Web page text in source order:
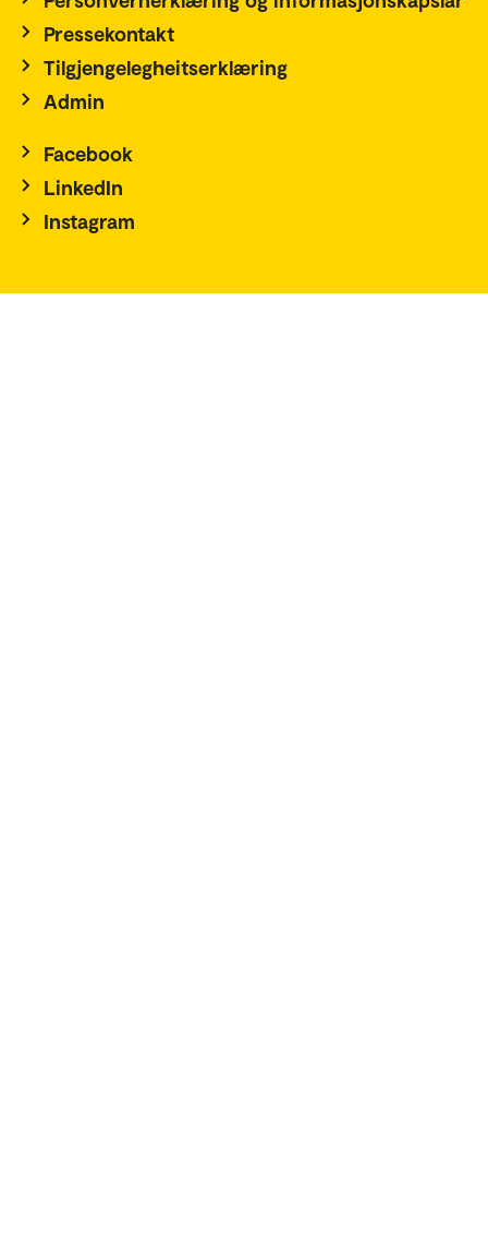
Pressekontakt
Tilgjengelegheitserklæring
Admin
Facebook
LinkedIn
Instagram